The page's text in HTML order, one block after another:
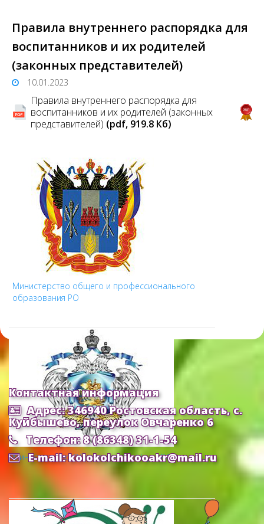
Правила внутреннего распорядка для
воспитанников и их родителей
(законных представителей)
10.01.2023
Правила внутреннего распорядка для
воспитанников и их родителей (законных
представителей) (pdf, 919.8 Кб)
Министерство общего и профессионального
образования РО
Министерство Образования и Науки РФ
Контактная информация
Адрес: 346940 Ростовская область, с.
Куйбышево, переулок Овчаренко 6
Телефон: 8 (86348) 31-1-54
E-mail: kolokolchikooakr@mail.ru